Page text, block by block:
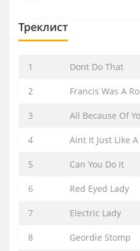
Треклист
1 Dont Do That
2 Francis Was A
3 All Because Of
4 Aint It Just Like
5 Can You Do It
6 Red Eyed Lady
7 Electric Lady
8 Geordie Stomp